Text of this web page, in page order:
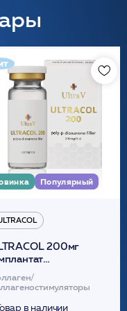
Популярный
200мг
на основе
в наличии